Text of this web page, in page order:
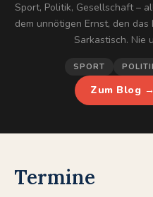
Sport, Politik, Gesellschaft –
dem unnötigen Ernst, den
Sarkastisch. Nie
SPORT
Zum Blog
Termine